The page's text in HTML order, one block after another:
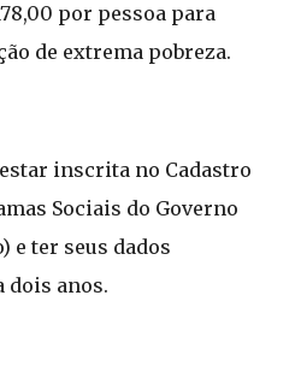
por pessoa para
de extrema pobreza.
inscrita no Cadastro
Sociais do Governo
e ter seus dados
dois anos.